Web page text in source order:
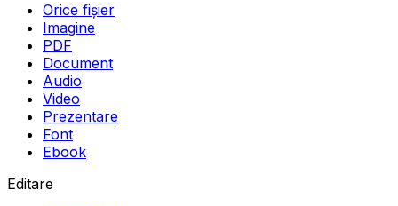
Orice fișier
Imagine
PDF
Document
Audio
Video
Prezentare
Font
Ebook
Editare